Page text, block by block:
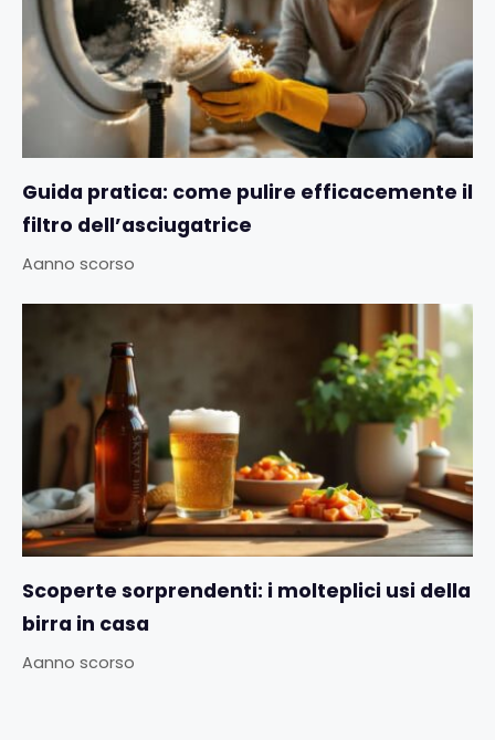
Guida pratica: come pulire efficacemente il
filtro dell’asciugatrice
Aanno scorso
Scoperte sorprendenti: i molteplici usi della
birra in casa
Aanno scorso